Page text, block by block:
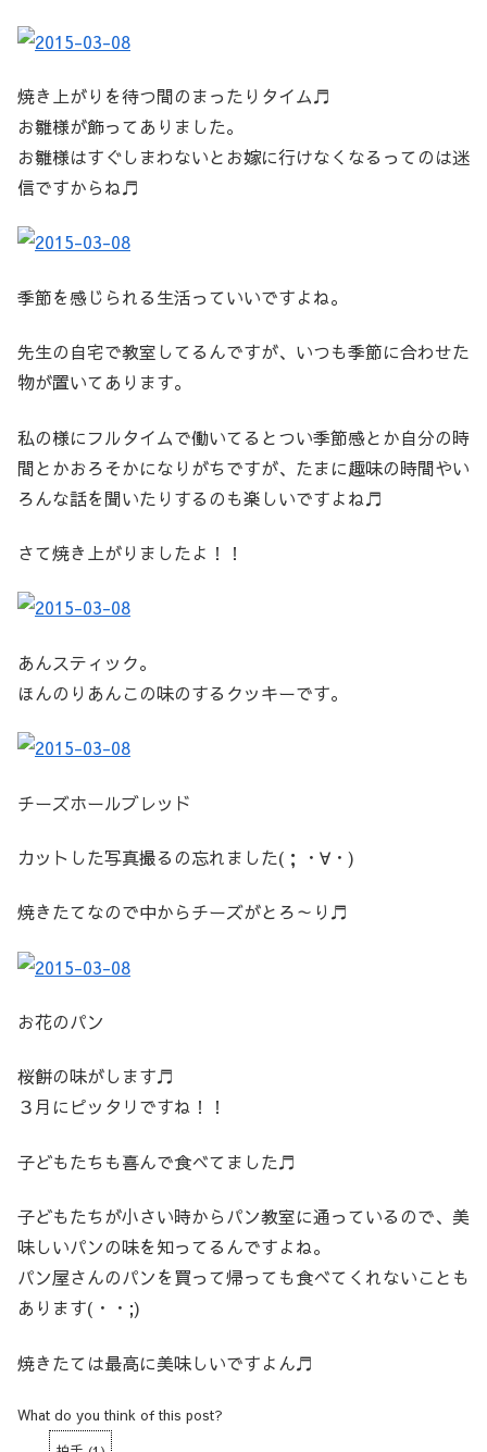
焼き上がりを待つ間のまったりタイム♬
お雛様が飾ってありました。
お雛様はすぐしまわないとお嫁に行けなくなるってのは迷
信ですからね♬
季節を感じられる生活っていいですよね。
先生の自宅で教室してるんですが、いつも季節に合わせた
物が置いてあります。
私の様にフルタイムで働いてるとつい季節感とか自分の時
間とかおろそかになりがちですが、たまに趣味の時間やい
ろんな話を聞いたりするのも楽しいですよね♬
さて焼き上がりましたよ！！
あんスティック。
ほんのりあんこの味のするクッキーです。
チーズホールブレッド
カットした写真撮るの忘れました(；・∀・)
焼きたてなので中からチーズがとろ～り♬
お花のパン
桜餅の味がします♬
３月にピッタリですね！！
子どもたちも喜んで食べてました♬
子どもたちが小さい時からパン教室に通っているので、美
味しいパンの味を知ってるんですよね。
パン屋さんのパンを買って帰っても食べてくれないことも
あります(・・;)
焼きたては最高に美味しいですよん♬
What do you think of this post?